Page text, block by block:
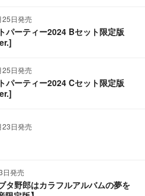
日発売
パーティー2024 Bセット限定版
日発売
パーティー2024 Cセット限定版
日発売
日発売
タ野郎はカラフルアルバムの夢を